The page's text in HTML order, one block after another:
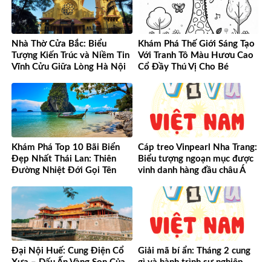
Nhà Thờ Cửa Bắc: Biểu
Tượng Kiến Trúc và Niềm Tin
Vĩnh Cửu Giữa Lòng Hà Nội
Khám Phá Thế Giới Sáng Tạo
Với Tranh Tô Màu Hươu Cao
Cổ Đầy Thú Vị Cho Bé
Khám Phá Top 10 Bãi Biển
Đẹp Nhất Thái Lan: Thiên
Đường Nhiệt Đới Gọi Tên
Cáp treo Vinpearl Nha Trang:
Biểu tượng ngoạn mục được
vinh danh hàng đầu châu Á
Đại Nội Huế: Cung Điện Cổ
Giải mã bí ẩn: Tháng 2 cung